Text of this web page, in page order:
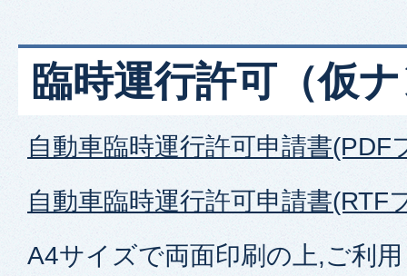
臨時運行許可（仮
自動車臨時運行許可申請書(PDF
自動車臨時運行許可申請書(RTF
A4サイズで両面印刷の上,ご利